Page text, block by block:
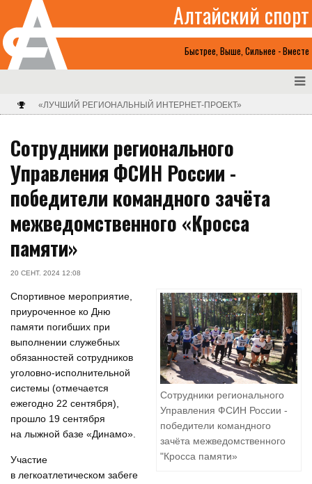
Быстрее, Выше, Сильнее - Вместе
Алтайский спорт
«ЛУЧШИЙ РЕГИОНАЛЬНЫЙ ИНТЕРНЕТ-ПРОЕКТ»
Сотрудники регионального
Управления ФСИН России -
победители командного зачёта
межведомственного «Кросса
памяти»
20 СЕНТ. 2024 12:08
Сотрудники регионального
Управления ФСИН России -
победители командного
зачёта межведомственного
"Кросса памяти»
Спортивное мероприятие,
приуроченное ко Дню
памяти погибших при
выполнении служебных
обязанностей сотрудников
уголовно-исполнительной
системы (отмечается
ежегодно 22 сентября),
прошло 19 сентября
на лыжной базе «Динамо».
Участие
в легкоатлетическом забеге